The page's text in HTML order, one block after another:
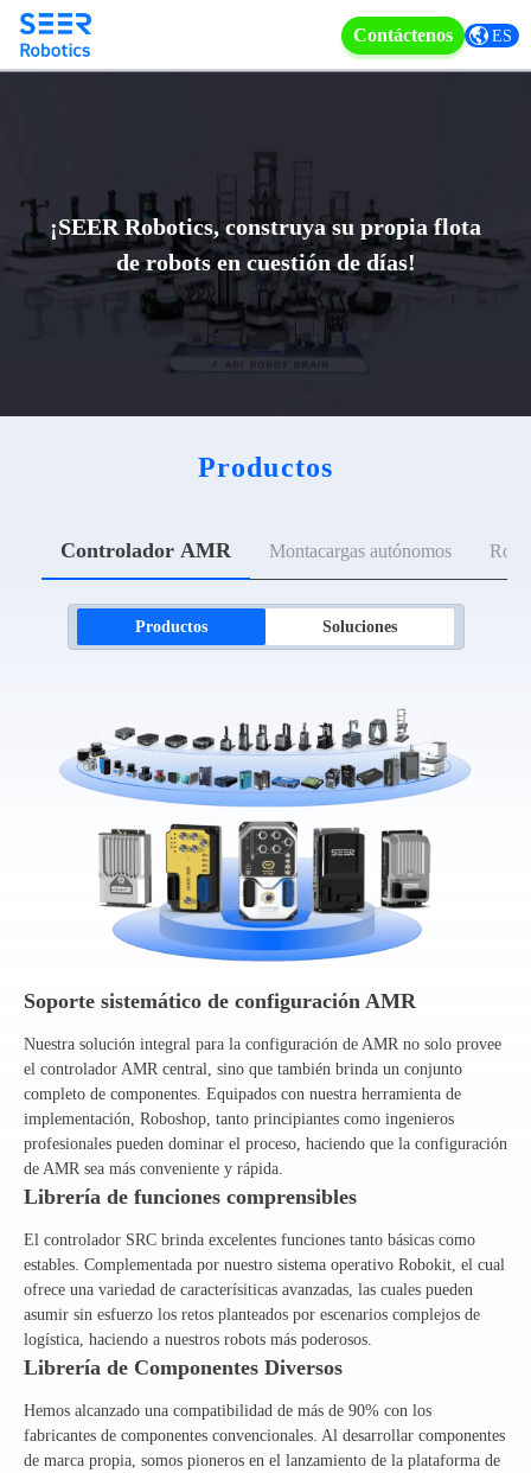
ES
Contáctenos
¡SEER Robotics, construya su propia flota
de robots en cuestión de días!
Productos
Controlador AMR Montacargas autónomos
Productos Soluciones
Soporte sistemático de configuración AMR
Nuestra solución integral para la configuración de AMR no solo provee
el controlador AMR central, sino que también brinda un conjunto
completo de componentes. Equipados con nuestra herramienta de
implementación, Roboshop, tanto principiantes como ingenieros
profesionales pueden dominar el proceso, haciendo que la configuración
de AMR sea más conveniente y rápida.
Librería de funciones comprensibles
El controlador SRC brinda excelentes funciones tanto básicas como
estables. Complementada por nuestro sistema operativo Robokit, el cual
ofrece una variedad de caracterísiticas avanzadas, las cuales pueden
asumir sin esfuerzo los retos planteados por escenarios complejos de
logística, haciendo a nuestros robots más poderosos.
Librería de Componentes Diversos
Hemos alcanzado una compatibilidad de más de 90% con los
fabricantes de componentes convencionales. Al desarrollar componentes
de marca propia, somos pioneros en el lanzamiento de la plataforma de